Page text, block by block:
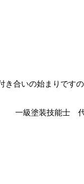
合いの始まりですの
一級塗装技能士